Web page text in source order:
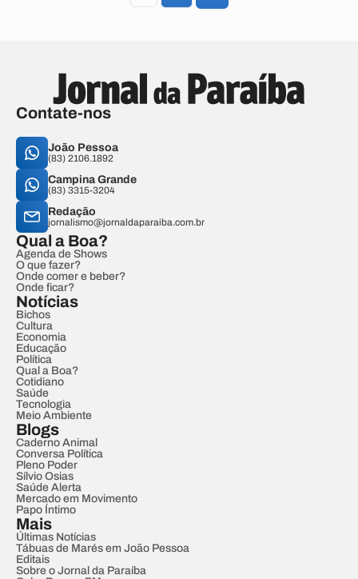
Contate-nos
João Pessoa
(83) 2106.1892
Campina Grande
(83) 3315-3204
Redação
jornalismo@jornaldaparaiba.com.br
Qual a Boa?
Agenda de Shows
O que fazer?
Onde comer e beber?
Onde ficar?
Notícias
Bichos
Cultura
Economia
Educação
Política
Qual a Boa?
Cotidiano
Saúde
Tecnologia
Meio Ambiente
Blogs
Caderno Animal
Conversa Política
Pleno Poder
Sílvio Osias
Saúde Alerta
Mercado em Movimento
Papo Íntimo
Mais
Últimas Notícias
Tábuas de Marés em João Pessoa
Editais
Sobre o Jornal da Paraíba